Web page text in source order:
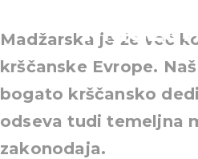
Madžarska je že več
krščanske Evrope.
bogato krščansko
odseva tudi temeljna
zakonodaja.